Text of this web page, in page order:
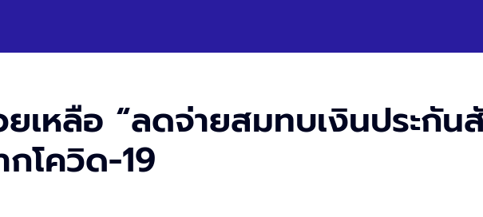
ยเหลือ “ลดจ่ายสมทบเงินประกัน
โควิด-19